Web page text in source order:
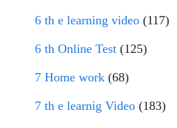
6 th e learning video (117)
6 th Online Test (125)
7 Home work (68)
7 th e learnig Video (183)